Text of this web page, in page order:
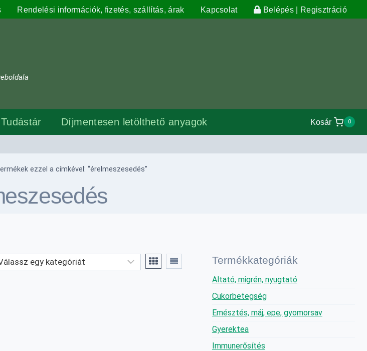
Rendelési információk, fizetés, szállítás, árak Kapcsolat Belépés | Regisztráció
Tudástár Díjmentesen letölthető anyagok Kosár 0
ezzel a címkével: “érelmeszesedés”
Termékkategóriák
Altató, migrén, nyugtató
Cukorbetegség
Emésztés, máj, epe, gyomorsav
Gyerektea
Immunerősítés